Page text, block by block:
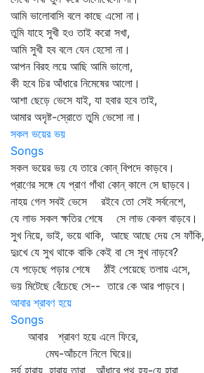
আমি ভালোবাসি বলে কাছে এসো না।
তুমি যাহে সুখী হও তাই করো সখা,
আমি সুখী হব বলে যেন হেসো না।
আপন বিরহ লয়ে আছি আমি ভালো,
কী হবে চির আঁধারে নিমেষের আলো।
আশা ছেড়ে ভেসে যাই, যা হবার হবে তাই,
আমার অদৃষ্ট-স্রোতে তুমি ভেসো না।
সকল ভয়ের ভয়
Songs
সকল ভয়ের ভয় যে তারে কোন্‌ বিপদে কাড়বে।
প্রাণের সঙ্গে যে প্রাণ গাঁথা কোন্‌ কালে সে ছাড়বে।
নাহয় গেল সবই ভেসে রইবে তো সেই সর্বনেশে,
যে লাভ সকল ক্ষতির শেষে সে লাভ কেবল বাড়বে।
সুখ নিয়ে, ভাই, ভয়ে থাকি, আছে আছে দেয় সে ফাঁকি,
দুঃখে যে সুখ থাকে বাকি কেই বা সে সুখ নাড়বে?
যে পড়েছে পড়ার শেষে ঠাঁই পেয়েছে তলায় এসে,
ভয় মিটেছে বেঁচেছে সে-- তারে কে আর পাড়বে।
আবার শ্রাবণ হয়ে
Songs
আবার শ্রাবণ হয়ে এলে ফিরে,
মেঘ-আঁচলে নিলে ঘিরে॥
সূর্য হারায়, হারায় তারা আঁধারে পথ হয়-যে হারা,